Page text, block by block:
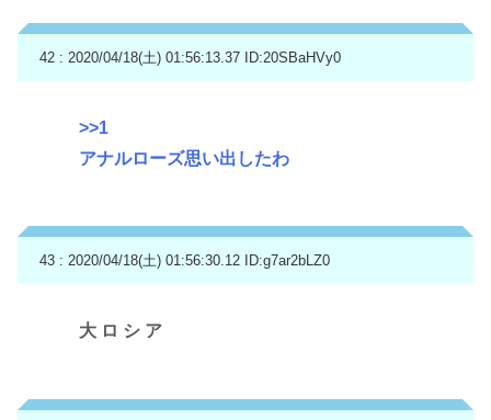
42 : 2020/04/18(土) 01:56:13.37 ID:20SBaHVy0
>>1
アナルローズ思い出したわ
43 : 2020/04/18(土) 01:56:30.12 ID:g7ar2bLZ0
大 ロ シ ア